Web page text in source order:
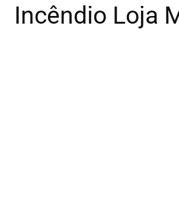
Incêndio Loja